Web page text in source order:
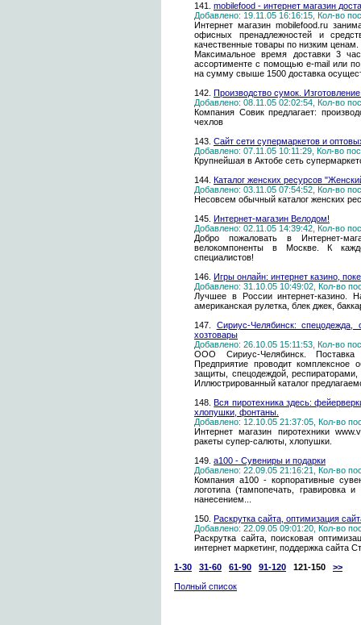
141. mobilefood - интернет магазин
Добавлено: 19.11.05 16:16:15, Кол-во
Интернет магазин mobilefood.ru
офисных пренадлежностей и
качественные товары по низким
Максимальное время доставки 3
ассортименте с помощью e-mail или
на сумму свыше 1500 доставка
142. Производство сумок.
Добавлено: 08.11.05 02:02:54, Кол-во
Компания Совик предлагает:
чехлов
143. Сайт сети супермаркетов и
Добавлено: 07.11.05 10:11:29, Кол-во
Крупнейшая в Актобе сеть
144. Каталог женских ресурсов
Добавлено: 03.11.05 07:54:52, Кол-во
Несовсем обычный каталог женских
145. Интернет-магазин Велодом!
Добавлено: 02.11.05 14:39:42, Кол-во
Добро пожаловать в Интернет-
велокомпоненты в Москве. К
специалистов!
146. Игры онлайн: интернет казино,
Добавлено: 31.10.05 10:49:02, Кол-во
Лучшее в России интернет-казино.
американская рулетка, блек джек,
147. Сириус-Челябинск: спецодежда,
хозтовары
Добавлено: 26.10.05 15:11:53, Кол-во
ООО Сириус-Челябинск.
Предприятие проводит комплексное
защиты, спецодеждой,
Иллюстрированный каталог
148.Вся пиротехника здесь:
хлопушки, фонтаны.
Добавлено: 12.10.05 21:37:05, Кол-во
Интернет магазин пиротехники
ракеты супер-салюты, хлопушки.
149. a100 - Сувениры и подарки
Добавлено: 22.09.05 21:16:21, Кол-во
Компания а100 - корпоративные
логотипа (тампопечать,
нанесением...
150. Раскрутка сайта, оптимизация
Добавлено: 22.09.05 09:01:20, Кол-во
Раскрутка сайта, поисковая
интернет маркетинг, поддержка сайта
1-30
31-60 61-90 91-120 121-150
>>
Полный список